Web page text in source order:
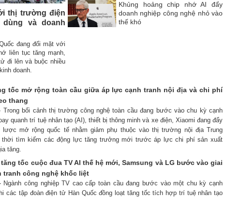
thị trường điện
và doanh
đang đối mặt với
liên tục tăng mạnh,
đi lên và buộc nhiều
doanh.
Khủng hoảng chip nhớ AI đẩy
doanh nghiệp công nghệ nhỏ vào
thế khó
tốc mở rộng toàn cầu giữa áp lực cạnh tranh nội địa và chi phí
thang
Trong bối cảnh thị trường công nghệ toàn cầu đang bước vào chu kỳ cạnh
quanh trí tuệ nhân tạo (AI), thiết bị thông minh và xe điện, Xiaomi đang đẩy
lược mở rộng quốc tế nhằm giảm phụ thuộc vào thị trường nội địa Trung
thời tìm kiếm các động lực tăng trưởng mới trước áp lực chi phí sản xuất
tăng.
tăng tốc cuộc đua TV AI thế hệ mới, Samsung và LG bước vào giai
tranh công nghệ khốc liệt
Ngành công nghiệp TV cao cấp toàn cầu đang bước vào một chu kỳ cạnh
các tập đoàn điện tử Hàn Quốc đồng loạt tăng tốc tích hợp trí tuệ nhân tạo